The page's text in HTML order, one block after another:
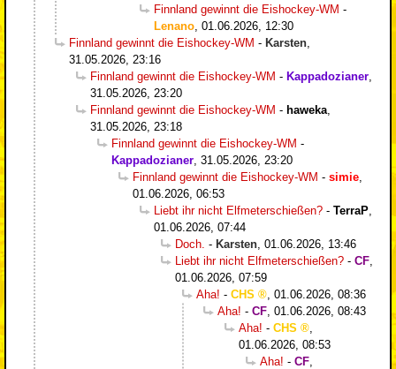
Finnland gewinnt die Eishockey-WM -
Lenano 01.06.2026, 12:30
Finnland gewinnt die Eishockey-WM - Karsten
31.05.2026, 23:16
Finnland gewinnt die Eishockey-WM - Kappadozianer
31.05.2026, 23:20
Finnland gewinnt die Eishockey-WM - haweka
31.05.2026, 23:18
Finnland gewinnt die Eishockey-WM -
Kappadozianer 31.05.2026, 23:20
Finnland gewinnt die Eishockey-WM - simie
01.06.2026, 06:53
Liebt ihr nicht Elfmeterschießen? - TerraP
01.06.2026, 07:44
Doch. - Karsten 01.06.2026, 13:46
Liebt ihr nicht Elfmeterschießen? - CF
01.06.2026, 07:59
Aha! - CHS
01.06.2026, 08:36
Aha! - CF 01.06.2026, 08:43
Aha! - CHS
01.06.2026, 08:53
Aha! - CF